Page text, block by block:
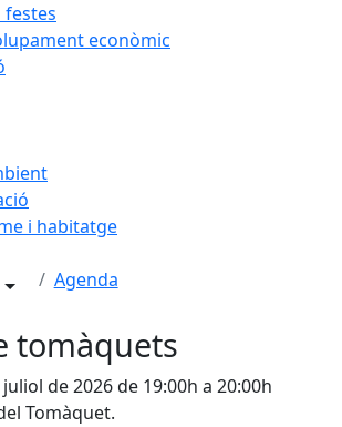
festes
econòmic
i habitatge
Agenda
tomàquets
de 2026 de 19:00h a 20:00h
Tomàquet.